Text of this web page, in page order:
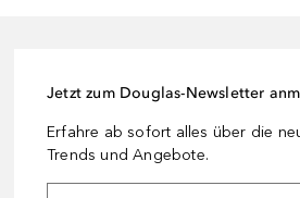
Jetzt zum Douglas-Newsletter
Erfahre ab sofort alles über die
Trends und Angebote.